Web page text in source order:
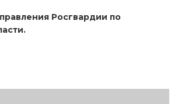
Росгвардии по